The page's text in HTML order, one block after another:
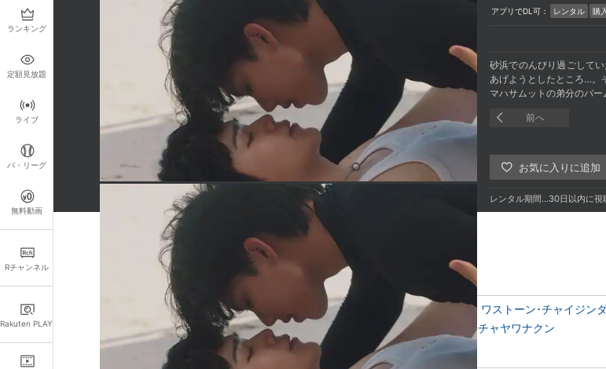
ランキング
定額見放題
ライブ
パ・リーグ
無料動画
Rチャンネル
Rakuten PLAY
アプリでDL可： レンタル 購入
砂浜でのんびり過ごして
あげようとしたところ…。
マハサムットの弟分のパ
前へ
レンタル期間…30日以内に視
詳細情報
出演：ティティポン･センガーイ（Fort／フォート）
ワストーン･チャイジン
監督：ネーティ・スワンジンダー オーラワン・ウィチャヤワナクン
あらすじ